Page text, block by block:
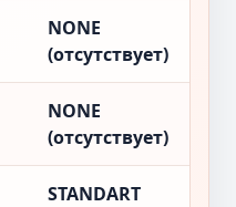
NONE
(отсутствует)
NONE
(отсутствует)
STANDART